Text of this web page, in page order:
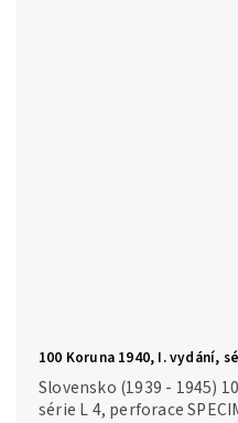
100 Koruna 1940, I. vydání,
Slovensko (1939 - 1945)
série L 4, perforace